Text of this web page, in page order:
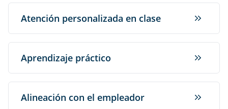
Atención personalizada en clase
Aprendizaje práctico
Alineación con el empleador